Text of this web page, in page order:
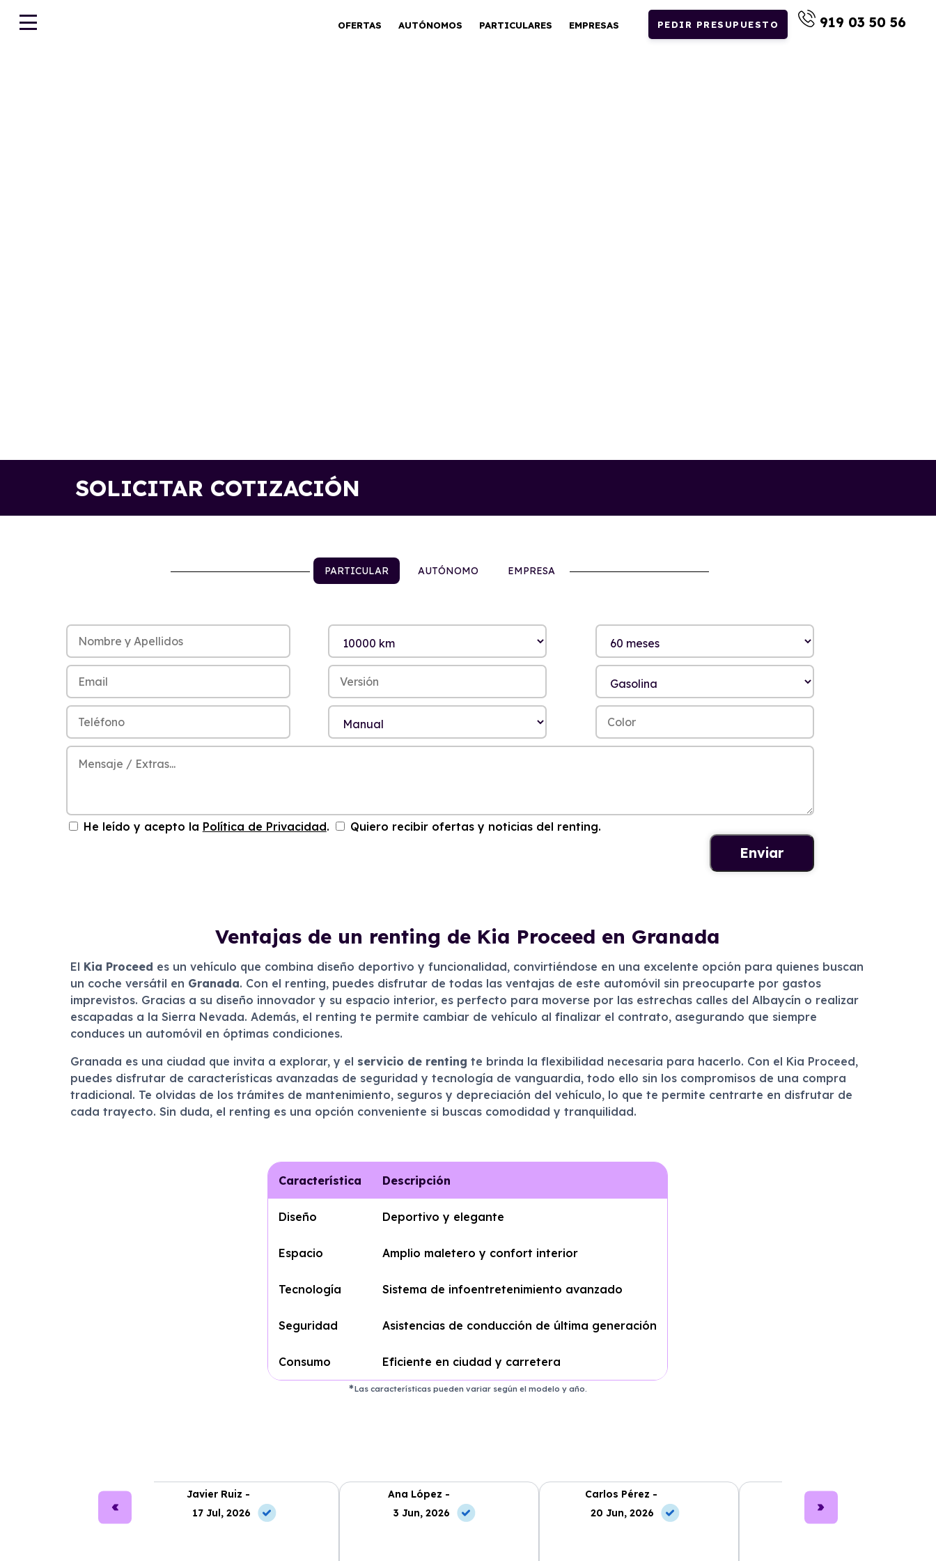
OFERTAS AUTÓNOMOS PARTICULARES EMPRESAS PEDIR PRESUPUESTO 919 03 50 56
SOLICITAR COTIZACIÓN
PARTICULAR AUTÓNOMO EMPRESA
He leído y acepto la Política de Privacidad. Quiero recibir ofertas y noticias del renting.
Ventajas de un renting de Kia Proceed en Granada
El Kia Proceed es un vehículo que combina diseño deportivo y funcionalidad, convirtiéndose en una excelente opción para quienes buscan
un coche versátil en Granada. Con el renting, puedes disfrutar de todas las ventajas de este automóvil sin preocuparte por gastos
imprevistos. Gracias a su diseño innovador y su espacio interior, es perfecto para moverse por las estrechas calles del Albaycín o realizar
escapadas a la Sierra Nevada. Además, el renting te permite cambiar de vehículo al finalizar el contrato, asegurando que siempre
conduces un automóvil en óptimas condiciones.
Granada es una ciudad que invita a explorar, y el servicio de renting te brinda la flexibilidad necesaria para hacerlo. Con el Kia Proceed,
puedes disfrutar de características avanzadas de seguridad y tecnología de vanguardia, todo ello sin los compromisos de una compra
tradicional. Te olvidas de los trámites de mantenimiento, seguros y depreciación del vehículo, lo que te permite centrarte en disfrutar de
cada trayecto. Sin duda, el renting es una opción conveniente si buscas comodidad y tranquilidad.
Característica Descripción
Diseño Deportivo y elegante
Espacio Amplio maletero y confort interior
Tecnología Sistema de infoentretenimiento avanzado
Seguridad Asistencias de conducción de última generación
Consumo Eficiente en ciudad y carretera
Las características pueden variar según el modelo y año.
Javier Ruiz -
17 Jul, 2026
Ana López -
3 Jun, 2026
Carlos Pérez -
20 Jun, 2026
Lucía García -
10 Jul, 2026